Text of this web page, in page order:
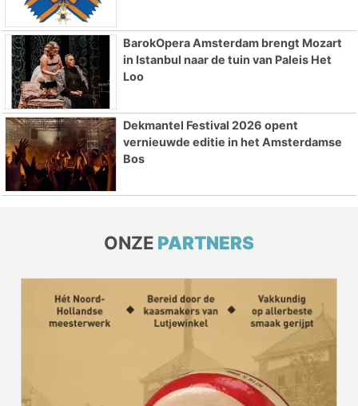
BarokOpera Amsterdam brengt Mozart
in Istanbul naar de tuin van Paleis Het
Loo
Dekmantel Festival 2026 opent
vernieuwde editie in het Amsterdamse
Bos
ONZE PARTNERS